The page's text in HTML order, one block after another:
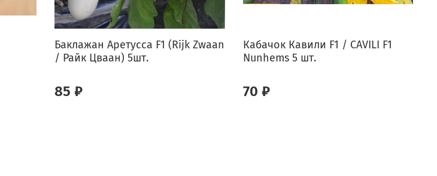
Баклажан Аретусса F1 (Rijk Zwaan
/ Райк Цваан) 5шт.
85 ₽
Кабачок Кавили F1 / CAVILI F1
Nunhems 5 шт.
70 ₽